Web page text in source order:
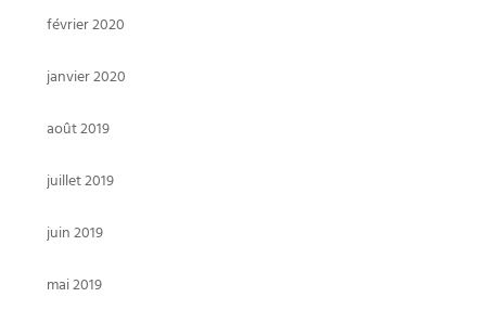
février 2020
janvier 2020
août 2019
juillet 2019
juin 2019
mai 2019